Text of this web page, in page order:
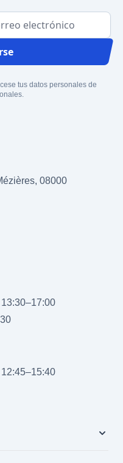
tus datos personales de
08000